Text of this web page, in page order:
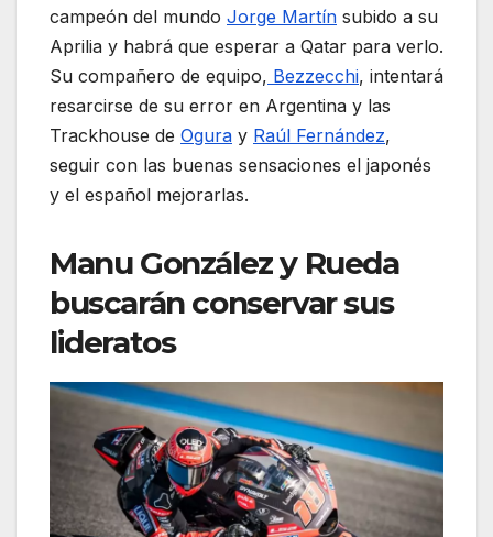
campeón del mundo Jorge Martín subido a su
Aprilia y habrá que esperar a Qatar para verlo.
Su compañero de equipo, Bezzecchi, intentará
resarcirse de su error en Argentina y las
Trackhouse de Ogura y Raúl Fernández,
seguir con las buenas sensaciones el japonés
y el español mejorarlas.
Manu González y Rueda
buscarán conservar sus
lideratos